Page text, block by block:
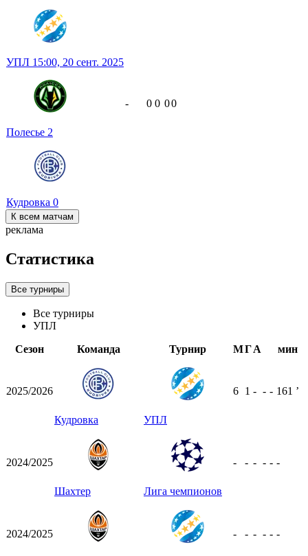
УПЛ 15:00, 20 сент. 2025
Полесье 2
Кудровка 0
- 0 0 00
К всем матчам
реклама
Статистика
Все турниры
Все турниры
УПЛ
Сезон
Команда Турнир МГА мин
2025/2026
Кудровка УПЛ
6 1 - - - 161 ʼ
2024/2025
Шахтер Лига чемпионов
- - - - - -
2024/2025 - - - - - -